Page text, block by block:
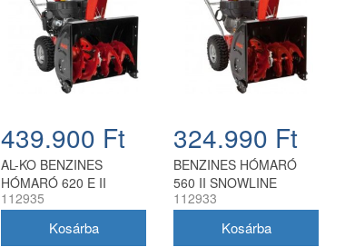
439.900 Ft
AL-KO BENZINES
HÓMARÓ 620 E II
SNOWLINE
112935
324.990 Ft
BENZINES HÓMARÓ
560 II SNOWLINE
112933